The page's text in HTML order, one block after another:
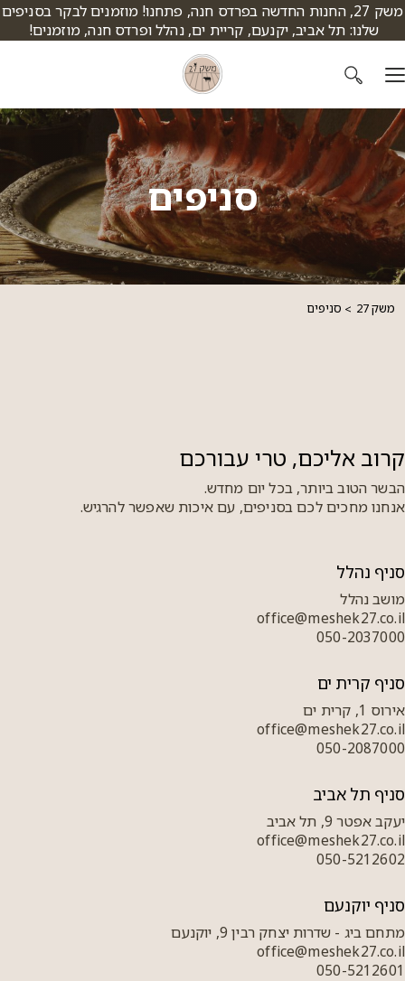
דלג לסרגל הניווט
דלג לתוכןמשק 27, החנות החדשה בפרדס חנה, פתחנו! מוזמנים לבקר בסניפים
שלנו: תל אביב, יקנעם, קריית ים, נהלל ופרדס חנה, מוזמנים!
סניפים
משק 27 סניפים
קרוב אליכם, טרי עבורכם
הבשר הטוב ביותר, בכל יום מחדש.
אנחנו מחכים לכם בסניפים, עם איכות שאפשר להרגיש.
סניף נהלל
מושב נהלל
office@meshek27.co.il
050-2037000
סניף קרית ים
אירוס 1, קרית ים
office@meshek27.co.il
050-2087000
סניף תל אביב
יעקב אפטר 9, תל אביב
office@meshek27.co.il
050-5212602
סניף יוקנעם
מתחם ביג - שדרות יצחק רבין 9, יוקנעם
office@meshek27.co.il
050-5212601